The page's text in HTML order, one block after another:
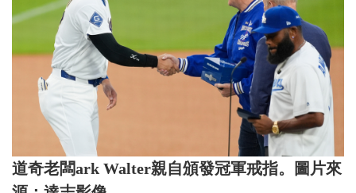
道奇老闆ark Walter親自頒發冠軍戒指。圖片來